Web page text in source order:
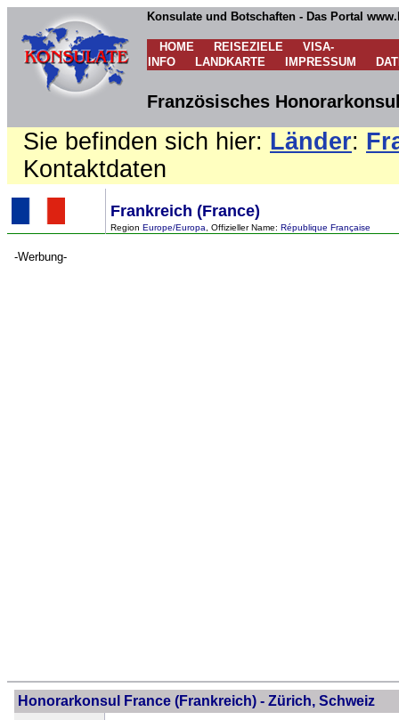
Konsulate und Botschaften - Das Portal
HOME REISEZIELE
VISA-
INFO
LANDKARTE IMPRESSUM
Französisches
Sie befinden sich hier: Länder:
Kontaktdaten
Frankreich (France)
Region Europe/Europa , Offizieller Name: République Française
-Werbung-
Honorarkonsul France (Frankreich) - Zürich, Schweiz